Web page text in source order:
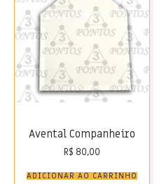
Avental Companheiro
R$ 80,00
ADICIONAR AO CARRINHO